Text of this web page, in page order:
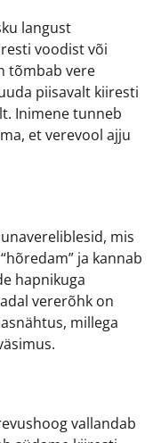
langust
voodist või
tõmbab vere
piisavalt kiiresti
Inimene tunneb
et verevool ajju
mis
ja kannab
hapnikuga
vererõhk on
millega
vallandab